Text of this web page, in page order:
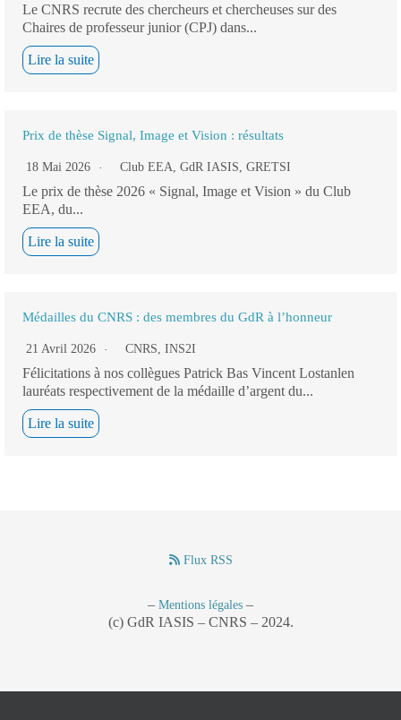
Le CNRS recrute des chercheurs et chercheuses sur des
Chaires de professeur junior (CPJ) dans...
Lire la suite
Prix de thèse Signal, Image et Vision : résultats
18 Mai 2026 Club EEA, GdR IASIS, GRETSI
Le prix de thèse 2026 « Signal, Image et Vision » du Club
EEA, du...
Lire la suite
Médailles du CNRS : des membres du GdR à l’honneur
21 Avril 2026 CNRS, INS2I
Félicitations à nos collègues Patrick Bas Vincent Lostanlen
lauréats respectivement de la médaille d’argent du...
Lire la suite
Flux RSS
– Mentions légales –
(c) GdR IASIS – CNRS – 2024.